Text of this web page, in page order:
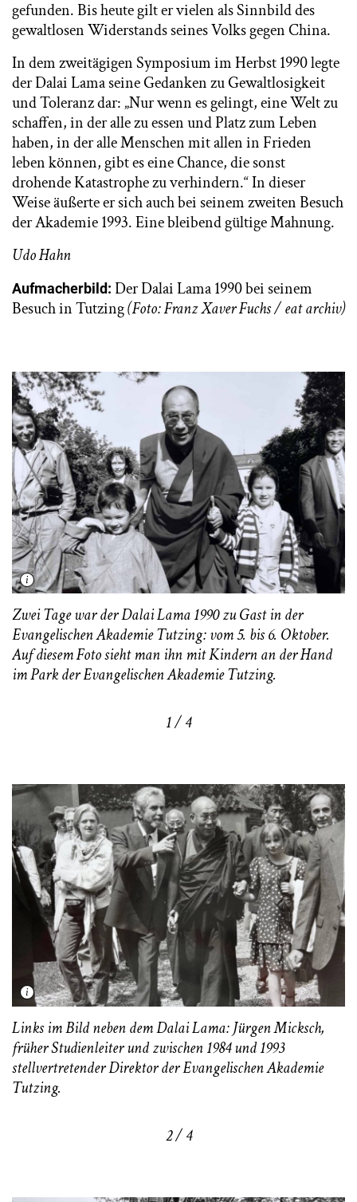
gefunden. Bis heute gilt er vielen als Sinnbild des
gewaltlosen Widerstands seines Volks gegen China.
In dem zweitägigen Symposium im Herbst 1990 legte
der Dalai Lama seine Gedanken zu Gewaltlosigkeit
und Toleranz dar: „Nur wenn es gelingt, eine Welt zu
schaffen, in der alle zu essen und Platz zum Leben
haben, in der alle Menschen mit allen in Frieden
leben können, gibt es eine Chance, die sonst
drohende Katastrophe zu verhindern.“ In dieser
Weise äußerte er sich auch bei seinem zweiten Besuch
der Akademie 1993. Eine bleibend gültige Mahnung.
Udo Hahn
Aufmacherbild: Der Dalai Lama 1990 bei seinem
Besuch in Tutzing(Foto: Franz Xaver Fuchs / eat archiv)
Zwei Tage war der Dalai Lama 1990 zu Gast in der
Evangelischen Akademie Tutzing: vom 5. bis 6. Oktober.
Auf diesem Foto sieht man ihn mit Kindern an der Hand
im Park der Evangelischen Akademie Tutzing.
1 / 4
Links im Bild neben dem Dalai Lama: Jürgen Micksch,
früher Studienleiter und zwischen 1984 und 1993
stellvertretender Direktor der Evangelischen Akademie
Tutzing.
2 / 4